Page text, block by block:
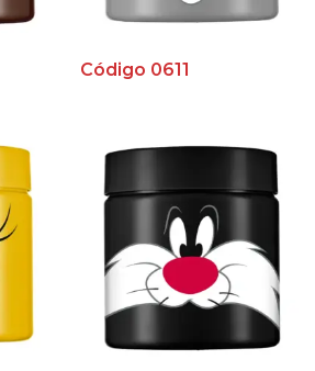
Código 0611